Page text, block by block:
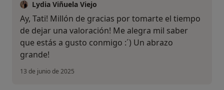
Lydia Viñuela Viejo
Ay, Tati! Millón de gracias por tomarte el tiempo
de dejar una valoración! Me alegra mil saber
que estás a gusto conmigo :´) Un abrazo
grande!
13 de junio de 2025